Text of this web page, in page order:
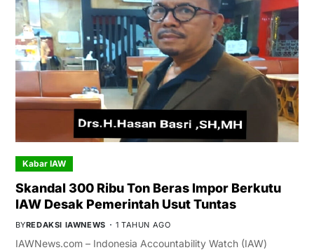
Kabar IAW
Skandal 300 Ribu Ton Beras Impor Berkutu
IAW Desak Pemerintah Usut Tuntas
BYREDAKSI IAWNEWS 1 TAHUN AGO
IAWNews.com – Indonesia Accountability Watch (IAW)